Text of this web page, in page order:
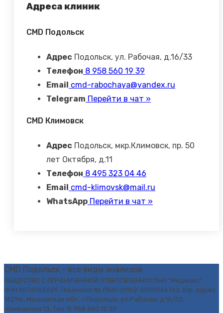
Адреса клиник
CMD Подольск
Адрес Подольск, ул. Рабочая, д.16/33
Телефон 8 958 560 19 39
Email cmd-rabochaya@yandex.ru
Telegram Перейти в чат »
CMD Климовск
Адрес Подольск, мкр.Климовск, пр. 50
лет Октября, д.11
Телефон 8 495 323 04 46
Email cmd-klimovsk@mail.ru
WhatsApp Перейти в чат »
CMD Подольск - все виды анализов
ОБЩЕСТВО С ОГРАНИЧЕННОЙ ОТВЕТСВТЕННОСТЬЮ "Медмакс".
ИНН 5074065629. Лицензия № Л041-01162-5000366762. Юр. адрес
142116, Московская обл., г.Подольск, ул.Рабочая, д.16/33,
помещение 13. Тел. 8 958 560 19 39